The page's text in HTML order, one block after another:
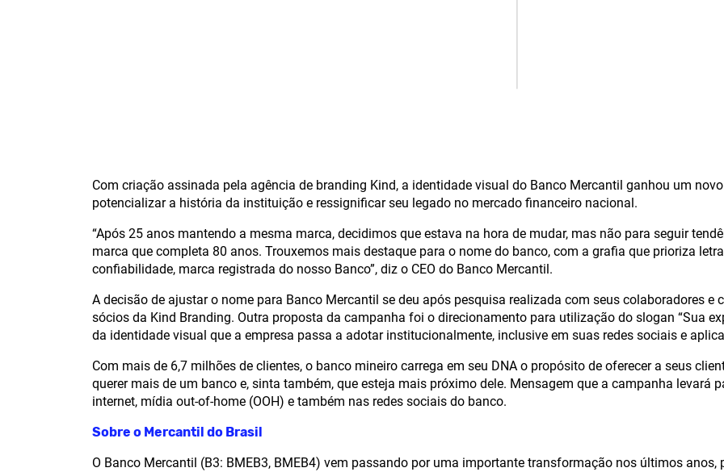
Com criação assinada pela agência de branding Kind, a identidade visual do Banco Mercantil ganhou um
potencializar a história da instituição e ressignificar seu legado no mercado financeiro nacional.
“Após 25 anos mantendo a mesma marca, decidimos que estava na hora de mudar, mas não para seguir
marca que completa 80 anos. Trouxemos mais destaque para o nome do banco, com a grafia que prioriza
confiabilidade, marca registrada do nosso Banco”, diz o CEO do Banco Mercantil.
A decisão de ajustar o nome para Banco Mercantil se deu após pesquisa realizada com seus colaboradores e
sócios da Kind Branding. Outra proposta da campanha foi o direcionamento para utilização do slogan “Sua
da identidade visual que a empresa passa a adotar institucionalmente, inclusive em suas redes sociais e
Com mais de 6,7 milhões de clientes, o banco mineiro carrega em seu DNA o propósito de oferecer a seus
querer mais de um banco e, sinta também, que esteja mais próximo dele. Mensagem que a campanha levará
internet, mídia out-of-home (OOH) e também nas redes sociais do banco.
Sobre o Mercantil do Brasil
O Banco Mercantil (B3: BMEB3, BMEB4) vem passando por uma importante transformação nos últimos